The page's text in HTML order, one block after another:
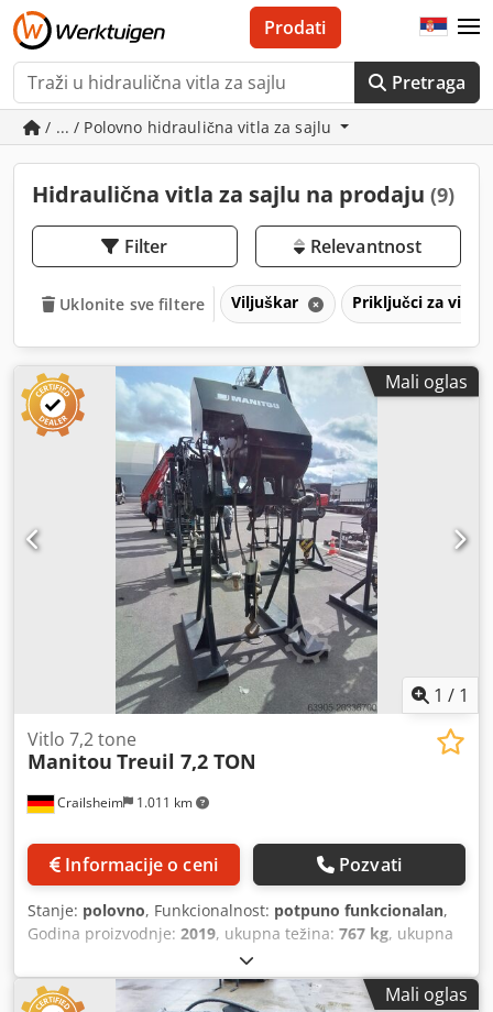
Pretraga
Prodati
/ ... / Polovno hidraulična vitla za sajlu
Hidraulična vitla za sajlu na prodaju (9)
Filter Relevantnost
Uklonite sve filtere Viljuškar Priključci za
Mali oglas
1 / 1
Crailsheim 1.011 km
Vitlo 7,2 tone
Manitou Treuil 7,2 TON
Informacije o ceni Pozvati
Stanje: polovno, Funkcionalnost: potpuno funkcionalan,
Godina proizvodnje: 2019, ukupna težina: 767 kg, ukupna
, ukupna dužina:
širina:1.220 mm, nosivost:7.200 kg, Vitlo Proizvođač:
Manitou Dcsdpfx Adoxpyb Rj Njk Tip: Treuil 7,2 TONMali oglas